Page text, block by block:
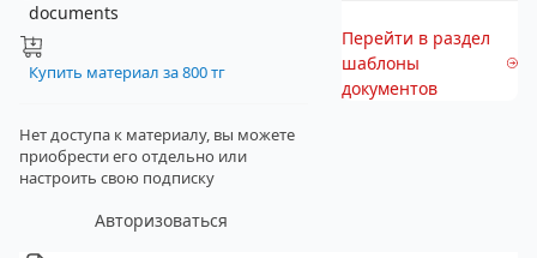
documents
Купить материал за 800 тг
Нет доступа к материалу, вы можете
приобрести его отдельно или
настроить свою подписку
Авторизоваться
Перейти в раздел
шаблоны
документов